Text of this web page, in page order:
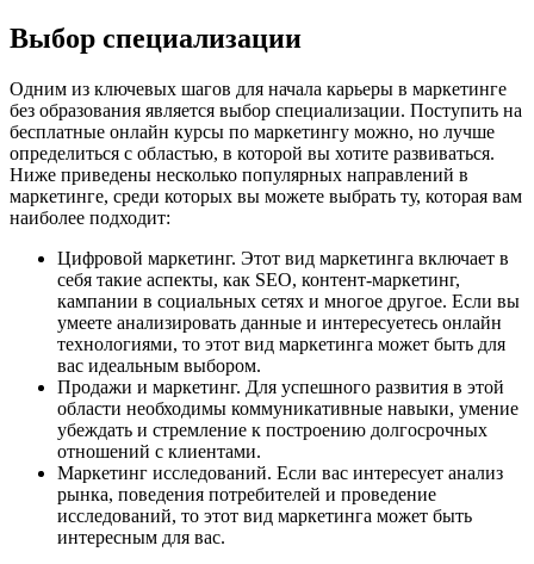
Выбор специализации
Одним из ключевых шагов для начала карьеры в маркетинге
без образования является выбор специализации. Поступить на
бесплатные онлайн курсы по маркетингу можно, но лучше
определиться с областью, в которой вы хотите развиваться.
Ниже приведены несколько популярных направлений в
маркетинге, среди которых вы можете выбрать ту, которая вам
наиболее подходит:
Цифровой маркетинг. Этот вид маркетинга включает в
себя такие аспекты, как SEO, контент-маркетинг,
кампании в социальных сетях и многое другое. Если вы
умеете анализировать данные и интересуетесь онлайн
технологиями, то этот вид маркетинга может быть для
вас идеальным выбором.
Продажи и маркетинг. Для успешного развития в этой
области необходимы коммуникативные навыки, умение
убеждать и стремление к построению долгосрочных
отношений с клиентами.
Маркетинг исследований. Если вас интересует анализ
рынка, поведения потребителей и проведение
исследований, то этот вид маркетинга может быть
интересным для вас.